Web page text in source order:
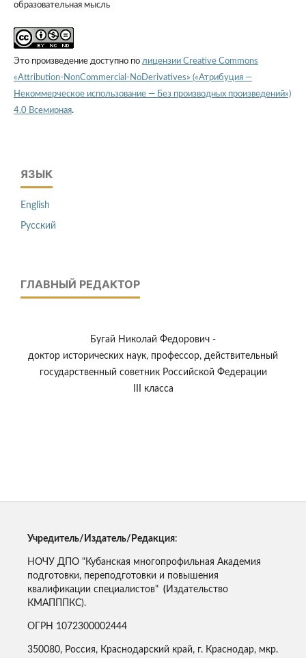
образовательная мысль
Это произведение доступно по лицензии Creative Commons
«Attribution-NonCommercial-NoDerivatives» («Атрибуция —
Некоммерческое использование — Без производных произведений»)
4.0 Всемирная.
ЯЗЫК
English
Русский
ГЛАВНЫЙ РЕДАКТОР
Бугай Николай Федорович -
доктор исторических наук, профессор, действительный
государственный советник Российской Федерации
III класса
Учредитель/Издатель/Редакция:
НОЧУ ДПО "Кубанская многопрофильная Академия
подготовки, переподготовки и повышения
квалификации специалистов" ( Издательство
КМАПППКС).
ОГРН 1072300002444
350080, Россия, Краснодарский край, г. Краснодар, мкр.